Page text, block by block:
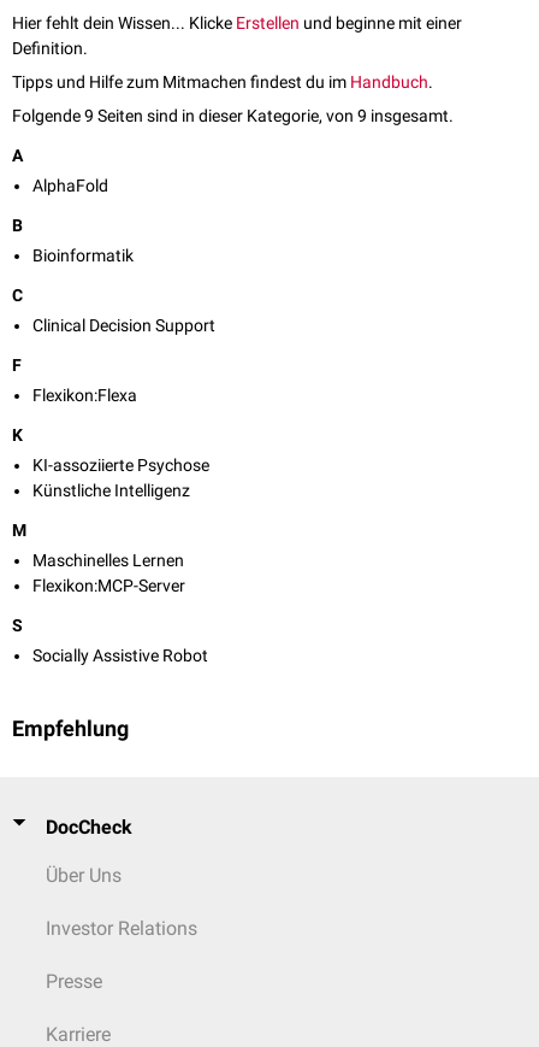
Hier fehlt dein Wissen... Klicke Erstellen und beginne mit einer
Definition.
Tipps und Hilfe zum Mitmachen findest du im Handbuch.
Folgende 9 Seiten sind in dieser Kategorie, von 9 insgesamt.
A
AlphaFold
B
Bioinformatik
C
Clinical Decision Support
F
Flexikon:Flexa
K
KI-assoziierte Psychose
Künstliche Intelligenz
M
Maschinelles Lernen
Flexikon:MCP-Server
S
Socially Assistive Robot
Empfehlung
DocCheck
Über Uns
Investor Relations
Presse
Karriere